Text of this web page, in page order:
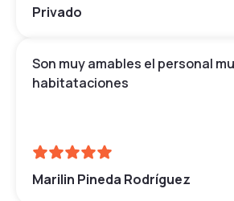
Privado
Marilin Pineda Rodríguez
Son muy amables el personal
habitataciones